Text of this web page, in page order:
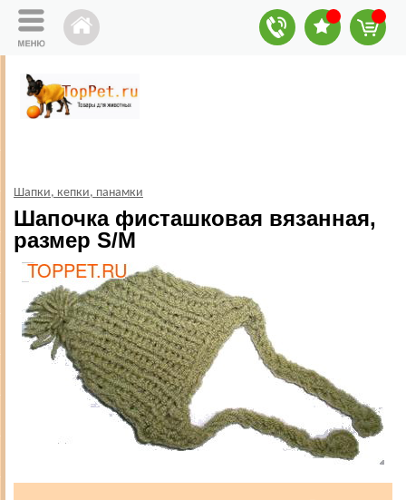
Шапки, кепки, панамки
Шапочка фисташковая вязанная,
размер S/М